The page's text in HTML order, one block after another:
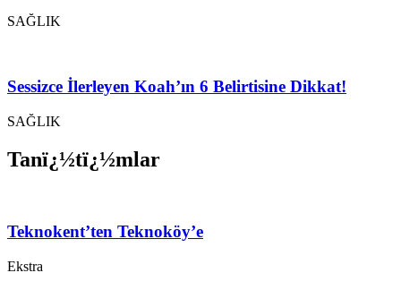
SAĞLIK
Sessizce İlerleyen Koah’ın 6 Belirtisine Dikkat!
SAĞLIK
Tanï¿½tï¿½mlar
Teknokent’ten Teknoköy’e
Ekstra